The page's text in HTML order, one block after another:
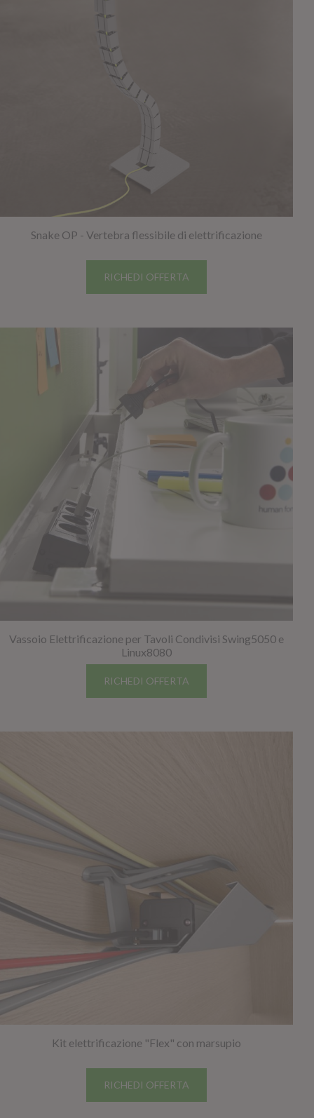
Snake OP - Vertebra flessibile di elettrificazione
RICHEDI OFFERTA
Vassoio Elettrificazione per Tavoli Condivisi Swing5050 e
Linux8080
RICHEDI OFFERTA
Kit elettrificazione "Flex" con marsupio
RICHEDI OFFERTA